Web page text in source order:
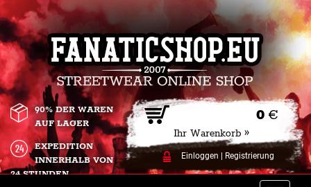
0 €
Ihr Warenkorb »
Einloggen Registrierung
90% DER WAREN
AUF LAGER
EXPEDITION
INNERHALB VON
24 STUNDEN.